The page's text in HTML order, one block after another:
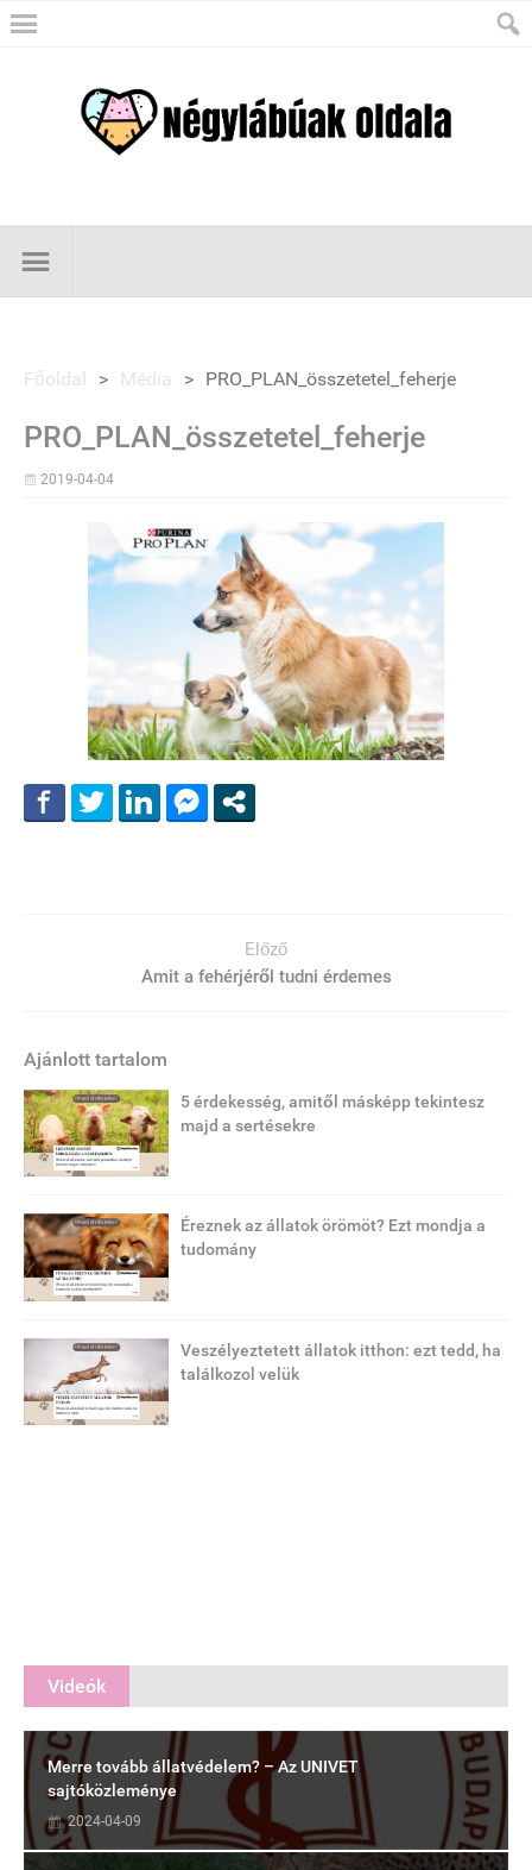
Főoldal > Média > PRO_PLAN_összetetel_feherje
PRO_PLAN_összetetel_feherje
2019-04-04
Előző
Amit a fehérjéről tudni érdemes
Ajánlott tartalom
5 érdekesség, amitől másképp tekintesz
majd a sertésekre
Éreznek az állatok örömöt? Ezt mondja a
tudomány
Veszélyeztetett állatok itthon: ezt tedd, ha
találkozol velük
Videók
Merre tovább állatvédelem? – Az UNIVET
sajtóközleménye
2024-04-09